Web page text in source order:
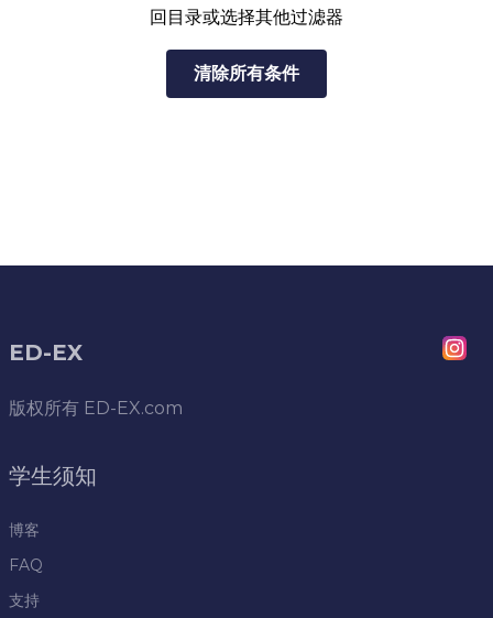
回目录或选择其他过滤器
清除所有条件
ED-EX
版权所有 ED-EX.com
学生须知
博客
FAQ
支持